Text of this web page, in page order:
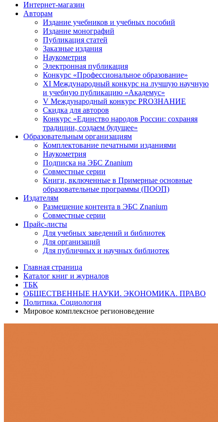
Интернет-магазин
Авторам
Издание учебников и учебных пособий
Издание монографий
Публикация статей
Заказные издания
Наукометрия
Электронная публикация
Конкурс «Профессиональное образование»
XI Международный конкурс на лучшую научную
и учебную публикацию «Академус»
V Международный конкурс PROЗНАНИЕ
Скидка для авторов
Конкурс «Единство народов России: сохраняя
традиции, создаем будущее»
Образовательным организациям
Комплектование печатными изданиями
Наукометрия
Подписка на ЭБС Znanium
Совместные серии
Книги, включенные в Примерные основные
образовательные программы (ПООП)
Издателям
Размещение контента в ЭБС Znanium
Совместные серии
Прайс-листы
Для учебных заведений и библиотек
Для организаций
Для публичных и научных библиотек
Главная страница
Каталог книг и журналов
ТБК
ОБЩЕСТВЕННЫЕ НАУКИ. ЭКОНОМИКА. ПРАВО
Политика. Социология
Мировое комплексное регионоведение